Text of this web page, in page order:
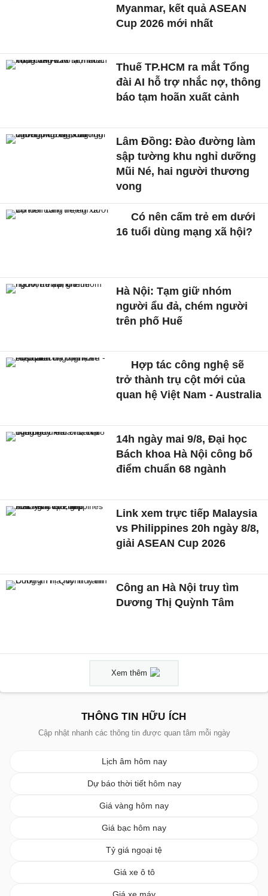
Myanmar, kết quả ASEAN
Cup 2026 mới nhất
Thuế TP.HCM ra mắt Tổng
đài AI hỗ trợ nhắc nợ, thông
báo tạm hoãn xuất cảnh
Lâm Đồng: Đào đường làm
sập tường khu nghỉ dưỡng
Mũi Né, hai người thương
vong
Có nên cấm trẻ em dưới
16 tuổi dùng mạng xã hội?
Hà Nội: Tạm giữ nhóm
người ẩu đả, chém người
trên phố Huế
Hợp tác công nghệ sẽ
trở thành trụ cột mới của
quan hệ Việt Nam - Australia
14h ngày mai 9/8, Đại học
Bách khoa Hà Nội công bố
điểm chuẩn 68 ngành
Link xem trực tiếp Malaysia
vs Philippines 20h ngày 8/8,
giải ASEAN Cup 2026
Công an Hà Nội truy tìm
Dương Thị Quỳnh Tâm
Xem thêm
THÔNG TIN HỮU ÍCH
Cập nhật nhanh các thông tin được quan tâm mỗi ngày
Lịch âm hôm nay
Dự báo thời tiết hôm nay
Giá vàng hôm nay
Giá bạc hôm nay
Tỷ giá ngoại tệ
Giá xe ô tô